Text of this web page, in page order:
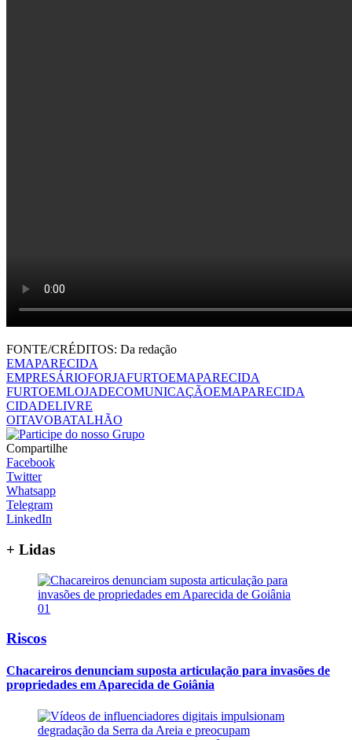
FONTE/CRÉDITOS: Da redação
EMAPARECIDA
EMPRESÁRIOFORJAFURTOEMAPARECIDA
FURTOEMLOJADECOMUNICAÇÃOEMAPARECIDA
CIDADELIVRE
OITAVOBATALHÃO
Compartilhe
Facebook
Twitter
Whatsapp
Telegram
LinkedIn
+ Lidas
01
Riscos
Chacareiros denunciam suposta articulação para invasões de
propriedades em Aparecida de Goiânia